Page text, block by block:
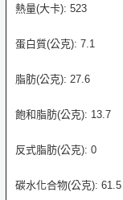
熱量(大卡): 523
蛋白質(公克): 7.1
脂肪(公克): 27.6
飽和脂肪(公克): 13.7
反式脂肪(公克): 0
碳水化合物(公克): 61.5